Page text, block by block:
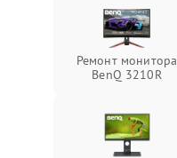
Ремонт монитора
BenQ 3210R